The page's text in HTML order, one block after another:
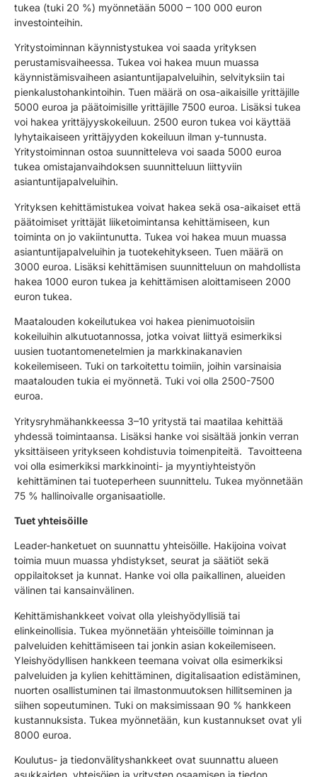
tukea (tuki 20 %) myönnetään 5000 – 100 000 euron
investointeihin.
Yritystoiminnan käynnistystukea voi saada yrityksen
perustamisvaiheessa. Tukea voi hakea muun muassa
käynnistämisvaiheen asiantuntijapalveluihin, selvityksiin tai
pienkalustohankintoihin. Tuen määrä on osa-aikaisille yrittäjille
5000 euroa ja päätoimisille yrittäjille 7500 euroa. Lisäksi tukea
voi hakea yrittäjyyskokeiluun. 2500 euron tukea voi käyttää
lyhytaikaiseen yrittäjyyden kokeiluun ilman y-tunnusta.
Yritystoiminnan ostoa suunnitteleva voi saada 5000 euroa
tukea omistajanvaihdoksen suunnitteluun liittyviin
asiantuntijapalveluihin.
Yrityksen kehittämistukea voivat hakea sekä osa-aikaiset että
päätoimiset yrittäjät liiketoimintansa kehittämiseen, kun
toiminta on jo vakiintunutta. Tukea voi hakea muun muassa
asiantuntijapalveluihin ja tuotekehitykseen. Tuen määrä on
3000 euroa. Lisäksi kehittämisen suunnitteluun on mahdollista
hakea 1000 euron tukea ja kehittämisen aloittamiseen 2000
euron tukea.
Maatalouden kokeilutukea voi hakea pienimuotoisiin
kokeiluihin alkutuotannossa, jotka voivat liittyä esimerkiksi
uusien tuotantomenetelmien ja markkinakanavien
kokeilemiseen. Tuki on tarkoitettu toimiin, joihin varsinaisia
maatalouden tukia ei myönnetä. Tuki voi olla 2500-7500
euroa.
Yritysryhmähankkeessa 3–10 yritystä tai maatilaa kehittää
yhdessä toimintaansa. Lisäksi hanke voi sisältää jonkin verran
yksittäiseen yritykseen kohdistuvia toimenpiteitä. Tavoitteena
voi olla esimerkiksi markkinointi- ja myyntiyhteistyön
kehittäminen tai tuoteperheen suunnittelu. Tukea myönnetään
75 % hallinoivalle organisaatiolle.
Tuet yhteisöille
Leader-hanketuet on suunnattu yhteisöille. Hakijoina voivat
toimia muun muassa yhdistykset, seurat ja säätiöt sekä
oppilaitokset ja kunnat. Hanke voi olla paikallinen, alueiden
välinen tai kansainvälinen.
Kehittämishankkeet voivat olla yleishyödyllisiä tai
elinkeinollisia. Tukea myönnetään yhteisöille toiminnan ja
palveluiden kehittämiseen tai jonkin asian kokeilemiseen.
Yleishyödyllisen hankkeen teemana voivat olla esimerkiksi
palveluiden ja kylien kehittäminen, digitalisaation edistäminen,
nuorten osallistuminen tai ilmastonmuutoksen hillitseminen ja
siihen sopeutuminen. Tuki on maksimissaan 90 % hankkeen
kustannuksista. Tukea myönnetään, kun kustannukset ovat yli
8000 euroa.
Koulutus- ja tiedonvälityshankkeet ovat suunnattu alueen